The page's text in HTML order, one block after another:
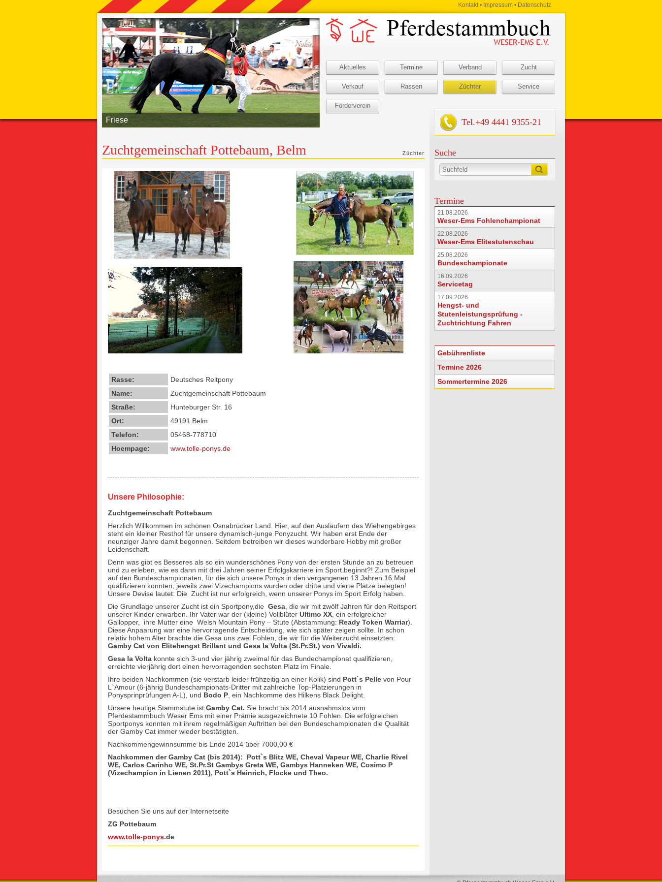
Kontakt • Impressum • Datenschutz
Friese
Aktuelles Termine Verband Zucht
Verkauf Rassen Züchter Service
Förderverein
Zuchtgemeinschaft Pottebaum, Belm Züchter
Rasse:
Deutsches Reitpony
Name:
Zuchtgemeinschaft Pottebaum
Straße:
Hunteburger Str. 16
Ort:
49191 Belm
Telefon:
05468-778710
Hoempage:
www.tolle-ponys.de
Unsere Philosophie:
Zuchtgemeinschaft Pottebaum
Herzlich Willkommen im schönen Osnabrücker Land. Hier, auf den Ausläufern des Wiehengebirges
steht ein kleiner Resthof für unsere dynamisch-junge Ponyzucht. Wir haben erst Ende der
neunziger Jahre damit begonnen. Seitdem betreiben wir dieses wunderbare Hobby mit großer
Leidenschaft.
Denn was gibt es Besseres als so ein wunderschönes Pony von der ersten Stunde an zu betreuen
und zu erleben, wie es dann mit drei Jahren seiner Erfolgskarriere im Sport beginnt?! Zum Beispiel
auf den Bundeschampionaten, für die sich unsere Ponys in den vergangenen 13 Jahren 16 Mal
qualifizieren konnten, jeweils zwei Vizechampions wurden oder dritte und vierte Plätze belegten!
Unsere Devise lautet: Die Zucht ist nur erfolgreich, wenn unserer Ponys im Sport Erfolg haben.
Die Grundlage unserer Zucht ist ein Sportpony,die Gesa , die wir mit zwölf Jahren für den Reitsport
unserer Kinder erwarben. Ihr Vater war der (kleine) Vollblüter Ultimo XX , ein erfolgreicher
Gallopper, ihre Mutter eine Welsh Mountain Pony – Stute (Abstammung: Ready Token Warriar).
Diese Anpaarung war eine hervorragende Entscheidung, wie sich später zeigen sollte. In schon
relativ hohem Alter brachte die Gesa uns zwei Fohlen, die wir für die Weiterzucht einsetzten:
Gamby Cat von Elitehengst Brillant und Gesa la Volta (St.Pr.St.) von Vivaldi.
Gesa la Volta konnte sich 3-und vier jährig zweimal für das Bundechampionat qualifizieren,
erreichte vierjährig dort einen hervorragenden sechsten Platz im Finale.
Ihre beiden Nachkommen (sie verstarb leider frühzeitig an einer Kolik) sind Pott`s Pelle von Pour
L`Amour (6-jährig Bundeschampionats-Dritter mit zahlreiche Top-Platzierungen in
Ponysprinprüfungen A-L), und Bodo P , ein Nachkomme des Hilkens Black Delight.
Unsere heutige Stammstute ist Gamby Cat. Sie bracht bis 2014 ausnahmslos vom
Pferdestammbuch Weser Ems mit einer Prämie ausgezeichnete 10 Fohlen. Die erfolgreichen
Sportponys konnten mit ihrem regelmäßigen Auftritten bei den Bundeschampionaten die Qualität
der Gamby Cat immer wieder bestätigten.
Nachkommengewinnsumme bis Ende 2014 über 7000,00 €
Nachkommen der Gamby Cat (bis 2014): Pott`s Blitz WE, Cheval Vapeur WE, Charlie Rivel
WE, Carlos Carinho WE, St.Pr.St Gambys Greta WE, Gambys Hanneken WE, Cosimo P
(Vizechampion in Lienen 2011), Pott`s Heinrich, Flocke und Theo.
Besuchen Sie uns auf der Internetseite
ZG Pottebaum
www.tolle-ponys.de
Tel.+49 4441 9355-21
Suche
Termine
21.08.2026
Weser-Ems Fohlenchampionat
22.08.2026
Weser-Ems Elitestutenschau
25.08.2026
Bundeschampionate
16.09.2026
Servicetag
17.09.2026
Hengst- und
Stutenleistungsprüfung -
Zuchtrichtung Fahren
Gebührenliste
Termine 2026
Sommertermine 2026